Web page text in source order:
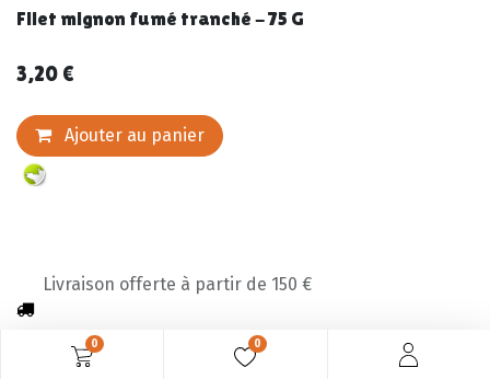
0 0
Filet mignon fumé tranché - 75 G
3,20 €
Ajouter au panier
Livraison offerte à partir de 150 €